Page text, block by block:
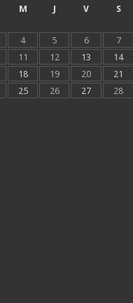
M J V S
4 5 6 7
11 12 13 14
18 19 20 21
25 26 27 28